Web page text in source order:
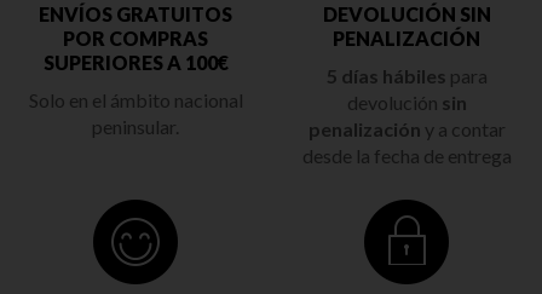
ENVÍOS GRATUITOS
POR COMPRAS
SUPERIORES A 100€
Solo en el ámbito nacional
peninsular.
DEVOLUCIÓN SIN
PENALIZACIÓN
5 días hábiles para
devolución sin
penalización y a contar
desde la fecha de entrega